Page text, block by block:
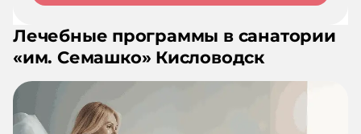
Лечебные программы в санатории
«им. Семашко» Кисловодск